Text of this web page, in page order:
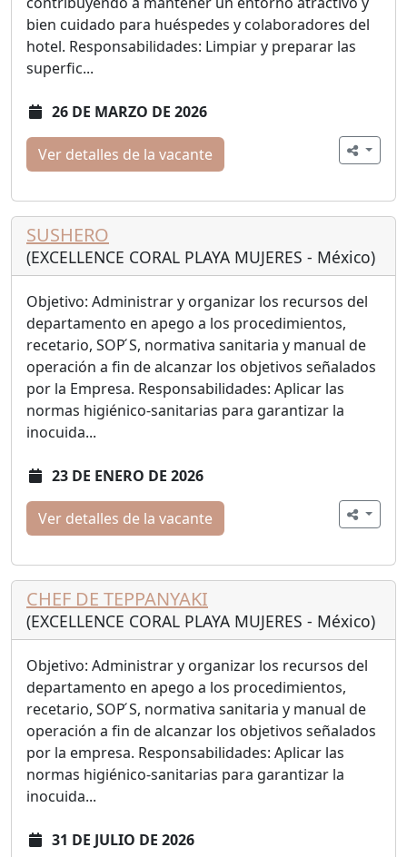
bien cuidado para huéspedes y colaboradores del
hotel. Responsabilidades: Limpiar y preparar las
superfic...
26 DE MARZO DE 2026
Ver detalles de la vacante
SUSHERO
(EXCELLENCE CORAL PLAYA MUJERES - México)
Objetivo: Administrar y organizar los recursos del
departamento en apego a los procedimientos,
recetario, SOP ́S, normativa sanitaria y manual de
operación a fin de alcanzar los objetivos señalados
por la Empresa. Responsabilidades: Aplicar las
normas higiénico-sanitarias para garantizar la
inocuida...
23 DE ENERO DE 2026
Ver detalles de la vacante
CHEF DE TEPPANYAKI
(EXCELLENCE CORAL PLAYA MUJERES - México)
Objetivo: Administrar y organizar los recursos del
departamento en apego a los procedimientos,
recetario, SOP ́S, normativa sanitaria y manual de
operación a fin de alcanzar los objetivos señalados
por la empresa. Responsabilidades: Aplicar las
normas higiénico-sanitarias para garantizar la
inocuida...
31 DE JULIO DE 2026